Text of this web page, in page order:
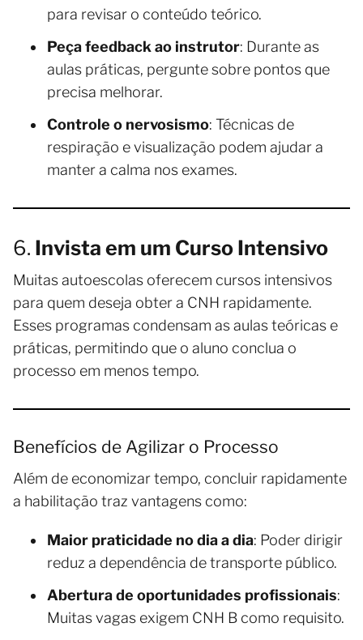
para revisar o conteúdo teórico.
Peça feedback ao instrutor: Durante as
aulas práticas, pergunte sobre pontos que
precisa melhorar.
Controle o nervosismo: Técnicas de
respiração e visualização podem ajudar a
manter a calma nos exames.
6. Invista em um Curso Intensivo
Muitas autoescolas oferecem cursos intensivos
para quem deseja obter a CNH rapidamente.
Esses programas condensam as aulas teóricas e
práticas, permitindo que o aluno conclua o
processo em menos tempo.
Benefícios de Agilizar o Processo
Além de economizar tempo, concluir rapidamente
a habilitação traz vantagens como:
Maior praticidade no dia a dia: Poder dirigir
reduz a dependência de transporte público.
Abertura de oportunidades profissionais:
Muitas vagas exigem CNH B como requisito.